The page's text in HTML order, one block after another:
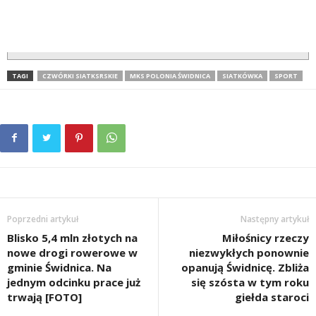
TAGI CZWÓRKI SIATKSRSKIE MKS POLONIA ŚWIDNICA SIATKÓWKA SPORT
Poprzedni artykuł
Blisko 5,4 mln złotych na
nowe drogi rowerowe w
gminie Świdnica. Na
jednym odcinku prace już
trwają [FOTO]
Następny artykuł
Miłośnicy rzeczy
niezwykłych ponownie
opanują Świdnicę. Zbliża
się szósta w tym roku
giełda staroci